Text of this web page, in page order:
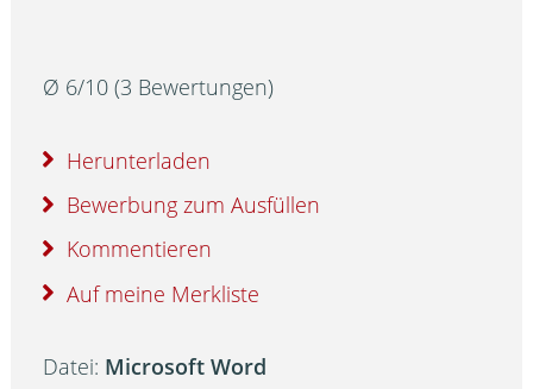
Ø 6/10 (3 Bewertungen)
Herunterladen
Bewerbung zum Ausfüllen
Kommentieren
Auf meine Merkliste
Datei: Microsoft Word